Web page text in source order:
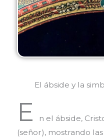
El ábside y la
E n el ábside,
(señor), mostrando